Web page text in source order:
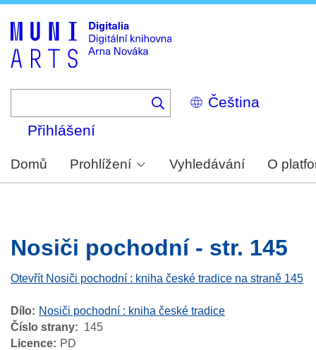
Select
your
Přihlášení
Domů Prohlížení Vyhledávání O
Nosiči pochodní - str. 145
Otevřít Nosiči pochodní : kniha české tradice na straně 145
Dílo
Nosiči pochodní : kniha české tradice
Číslo strany
145
Licence
PD